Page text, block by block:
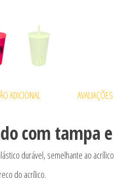
ADICIONAL
com tampa
durável, semelhante ao
do acrílico.